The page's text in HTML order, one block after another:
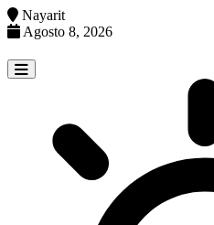
Nayarit
Agosto 8, 2026
to
content